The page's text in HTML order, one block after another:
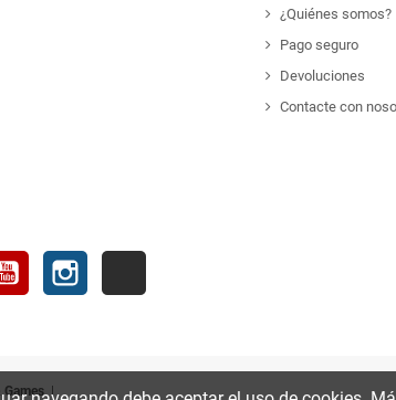
YouTube
¿Quiénes somos?
Pago seguro
Devoluciones
Contacte con
|